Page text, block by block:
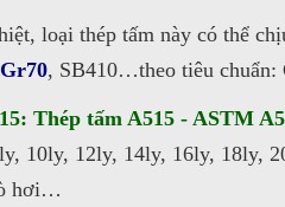
loại thép tấm này có thể
, SB410…theo tiêu chuẩn:
Thép tấm A515 - ASTM
10ly, 12ly, 14ly, 16ly, 18ly,
hơi…